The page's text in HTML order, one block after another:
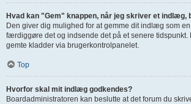
Hvad kan "Gem" knappen, når jeg skriver et indlæg,
Den giver dig mulighed for at gemme dit indlæg som
færdiggøre det og indsende det på et senere tidspunkt.
gemte kladder via brugerkontrolpanelet.
Top
Hvorfor skal mit indlæg godkendes?
Boardadministratoren kan beslutte at det forum du